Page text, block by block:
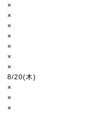
×
×
×
×
×
×
×
8/20(木)
×
×
×